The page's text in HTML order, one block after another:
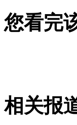
女孩北京地铁
您看完
相关报